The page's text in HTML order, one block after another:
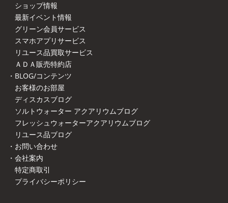
ショップ情報
最新イベント情報
グリーン会員サービス
スマホアプリサービス
リユース品買取サービス
ＡＤＡ販売特約店
・BLOG/コンテンツ
お客様のお部屋
ディスカスブログ
ソルトウォーター アクアリウムブログ
フレッシュウォーターアクアリウムブログ
リユース品ブログ
・お問い合わせ
・会社案内
特定商取引
プライバシーポリシー